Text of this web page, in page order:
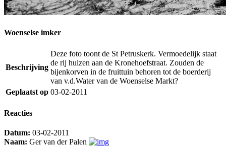
Woenselse imker
Beschrijving
Deze foto toont de St Petruskerk. Vermoedelijk staat
de rij huizen aan de Kronehoefstraat. Zouden de
bijenkorven in de fruittuin behoren tot de boerderij
van v.d.Water van de Woenselse Markt?
Geplaatst op 03-02-2011
Reacties
Datum: 03-02-2011
Naam: Ger van der Palen